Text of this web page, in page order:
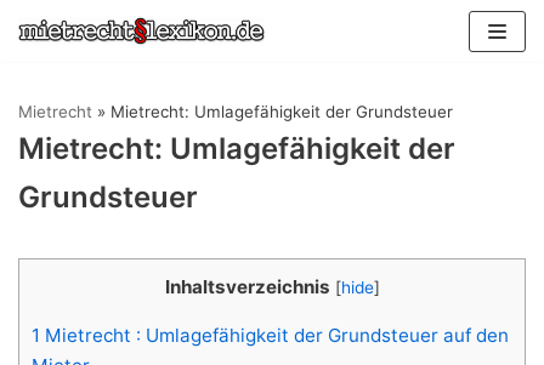
Zum
Mietrecht » Mietrecht: Umlagefähigkeit der Grundsteuer
Mietrecht: Umlagefähigkeit der
Grundsteuer
Inhaltsverzeichnis [hide]
1 Mietrecht : Umlagefähigkeit der Grundsteuer auf den